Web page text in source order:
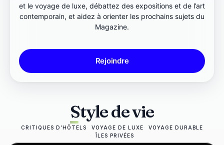
et le voyage de luxe, débattez des expositions et de l’art
contemporain, et aidez à orienter les prochains sujets du
Magazine.
Rejoindre
Style de vie
CRITIQUES D’HÔTELS VOYAGE DE LUXE
VOYAGE DURABLE
ÎLES PRIVÉES